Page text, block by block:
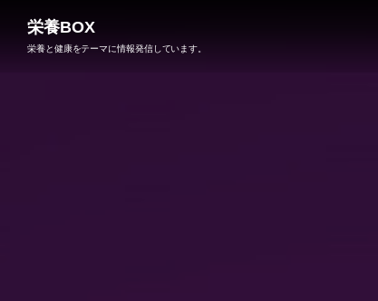
栄養BOX
栄養と健康をテーマに情報発信しています。